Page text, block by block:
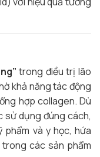
trong điều trị lão
khả năng tác động
hợp collagen. Dù
sử dụng đúng cách,
và y học, hứa
các sản phẩm